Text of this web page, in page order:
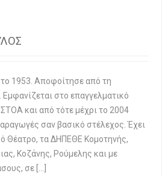
το 1953. Αποφοίτησε από τη
στο επαγγελματικό
και από τότε μέχρι το 2004
σαν βασικό στέλεχος. Έχει
Θέατρο, τα ΔΗΠΕΘΕ Κομοτηνής,
Κοζάνης, Ρούμελης και με
σε […]